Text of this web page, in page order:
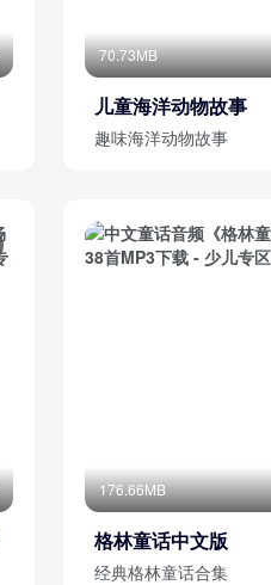
70.73MB
儿童海洋动物故事
趣味海洋动物故事
176.66MB
格林童话中文版
经典格林童话合集